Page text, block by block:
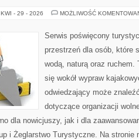
KWI - 29 - 2026 MOŻLIWOŚĆ
Serwis poświęcony
przestrzeń dla osób, które
wodą, naturą oraz ruchem.
się wokół wypraw
odwiedzający może
dotyczące organizacji
dla nowicjuszy, jak i dla
i Żeglarstwo Turystyczne. Na stronie